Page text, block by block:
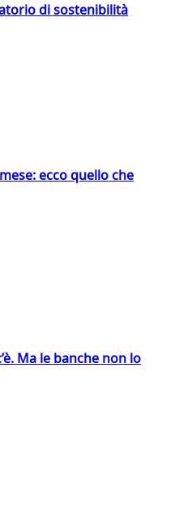
di sostenibilità
ecco quello che
Ma le banche non lo